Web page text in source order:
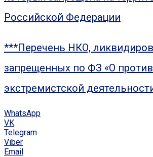
Российской Федерации
***Перечень НКО,
запрещенных по ФЗ «О
экстремистской
WhatsApp
VK
Telegram
Viber
Email